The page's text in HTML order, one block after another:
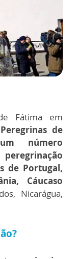
Fátima em
Peregrinas de
número
de Portugal,
Cáucaso
Nicarágua,